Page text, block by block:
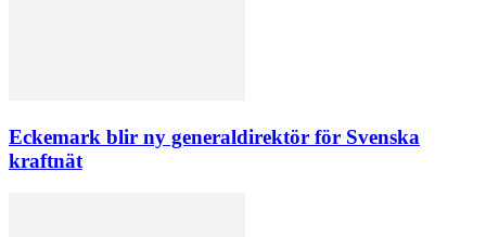
Eckemark blir ny generaldirektör för Svenska
kraftnät